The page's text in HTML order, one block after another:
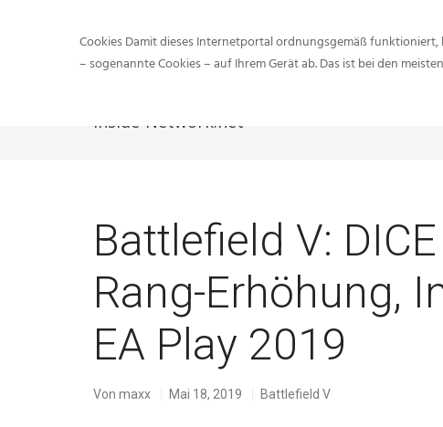
Inside-Network.net
Battlefield V:
Rang-Erhöhung,
EA Play 2019
Von maxx Mai 18, 2019 Battlefield V
Cookies Damit dieses Internetportal ordnungsgemäß funktioniert,
– sogenannte Cookies – auf Ihrem Gerät ab. Das ist bei den